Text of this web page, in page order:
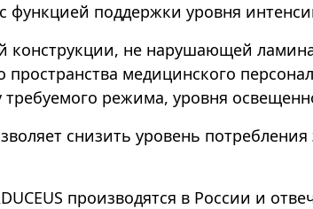
функцией поддержки уровня
конструкции, не нарушающей
медицинского
режима, уровня
снизить уровень
производятся в России и